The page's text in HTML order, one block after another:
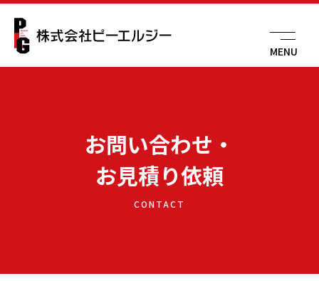
MENU
お問い合わせ・
お見積り依頼
CONTACT